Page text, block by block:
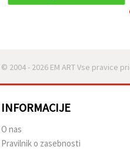
© 2004 - 2026 EM ART Vse pravice
INFORMACIJE
O nas
Pravilnik o zasebnosti